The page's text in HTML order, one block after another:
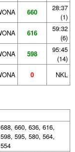
660
28:37
(1)
616
59:32
(6)
598
95:45
(14)
0 NKL
660, 636, 616,
595, 580, 564,